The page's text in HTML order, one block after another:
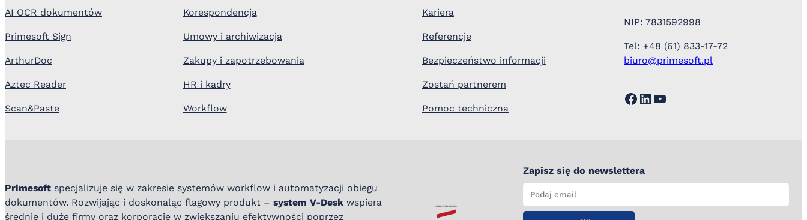
AI OCR dokumentów
Primesoft Sign
ArthurDoc
Aztec Reader
Scan&Paste
Korespondencja
Umowy i archiwizacja
Zakupy i zapotrzebowania
HR i kadry
Workflow
Kariera
Referencje
Bezpieczeństwo informacji
Zostań partnerem
Pomoc techniczna
NIP: 7831592998
Tel: +48 (61) 833-17-72
biuro@primesoft.pl
Facebook LinkedIn YouTube
Primesoft specjalizuje się w zakresie systemów workflow i automatyzacji obiegu
dokumentów. Rozwijając i doskonaląc flagowy produkt – system V-Desk wspiera
średnie i duże firmy oraz korporacje w zwiększaniu efektywności poprzez
Zapisz się do newslettera